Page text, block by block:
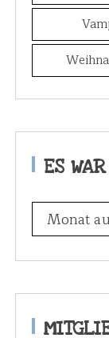
ES
s
w
r
e
Monat